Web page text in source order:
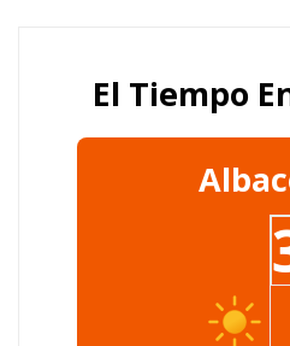
El Tiempo